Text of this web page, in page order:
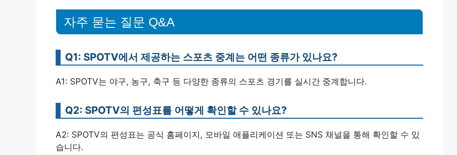
자주 묻는 질문 Q&A
Q1: SPOTV에서 제공하는 스포츠 중계는 어떤 종류가 있나요?
A1: SPOTV는 야구, 농구, 축구 등 다양한 종류의 스포츠 경기를 실시간 중계합니다.
Q2: SPOTV의 편성표를 어떻게 확인할 수 있나요?
A2: SPOTV의 편성표는 공식 홈페이지, 모바일 애플리케이션 또는 SNS 채널을 통해 확인할 수 있
습니다.